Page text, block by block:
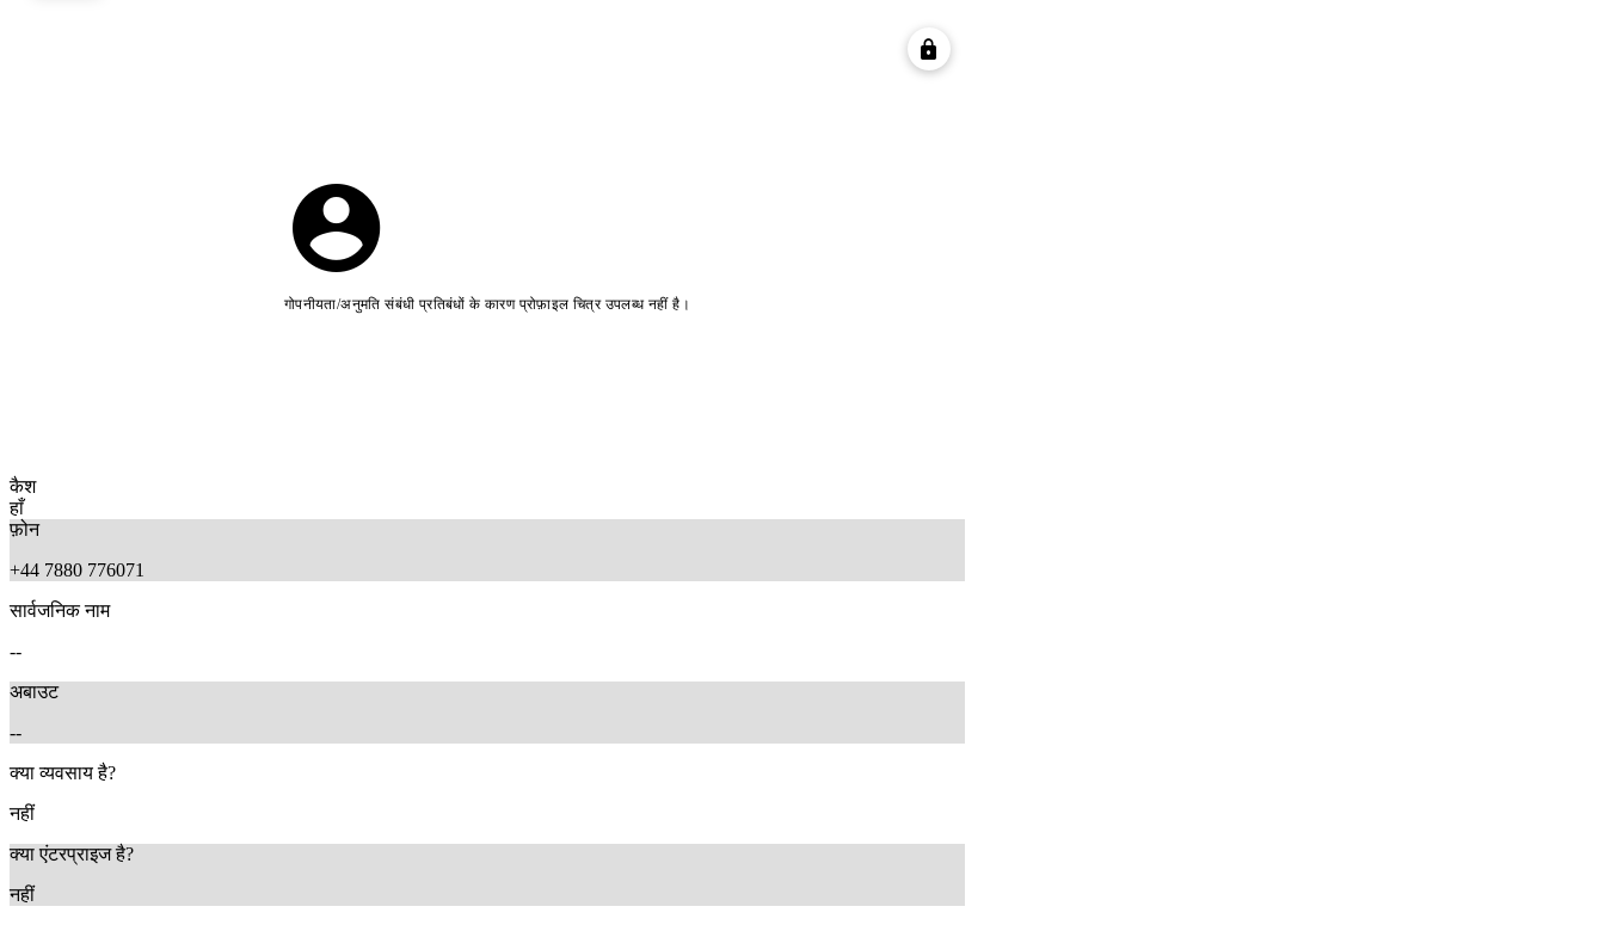
गोपनीयता/अनुमति संबंधी प्रतिबंधों के कारण प्रोफ़ाइल चित्र उपलब्ध नहीं है।
कैश
हाँ
फ़ोन
+44 7880 776071
सार्वजनिक नाम
--
अबाउट
--
क्या व्यवसाय है?
नहीं
क्या एंटरप्राइज है?
नहीं